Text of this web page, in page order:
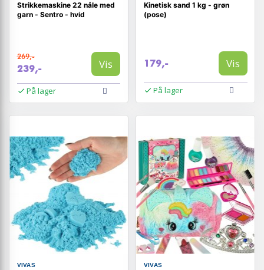
Strikkemaskine 22 nåle med
garn - Sentro - hvid
269,-
239,- Vis
På lager
Kinetisk sand 1 kg - grøn
(pose)
179,- Vis
På lager
VIVAS VIVAS